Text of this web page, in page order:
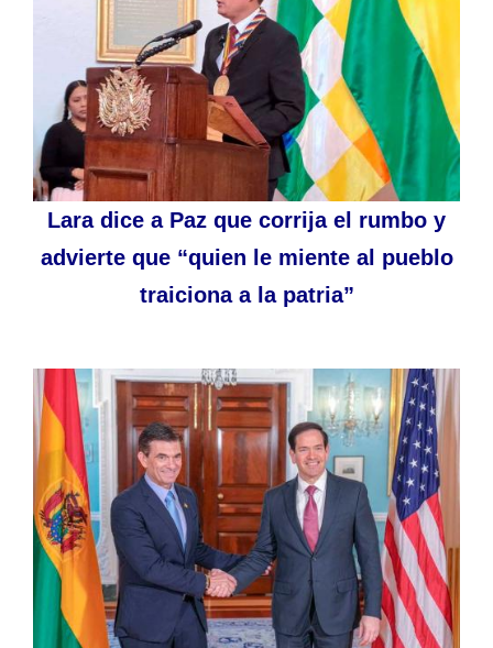
Lara dice a Paz que corrija el rumbo y
advierte que “quien le miente al pueblo
traiciona a la patria”